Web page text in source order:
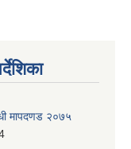
मापदणड २०७५